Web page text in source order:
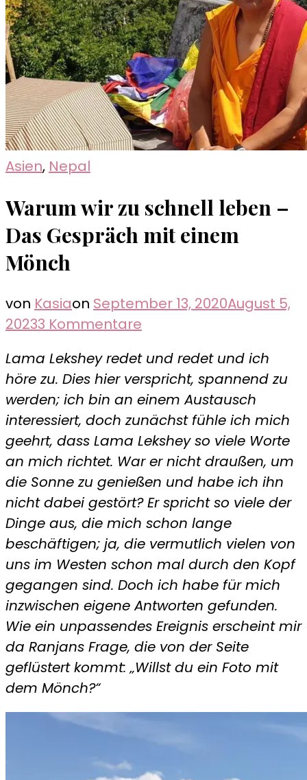
Asien, Nepal
Warum wir zu schnell leben –
Das Gespräch mit einem
Mönch
von Kasiaon September 13, 2020August 5,
20233 Kommentare
wir
zu
schnell
leben
–
Das
Gespräch
mit
einem
Mönch
Lama Lekshey redet und redet und ich
höre zu. Dies hier verspricht, spannend zu
werden; ich bin an einem Austausch
interessiert, doch zunächst fühle ich mich
geehrt, dass Lama Lekshey so viele Worte
an mich richtet. War er nicht draußen, um
die Sonne zu genießen und habe ich ihn
nicht dabei gestört? Er spricht so viele der
Dinge aus, die mich schon lange
beschäftigen; ja, die vermutlich vielen von
uns im Westen schon mal durch den Kopf
gegangen sind. Doch ich habe für mich
inzwischen eigene Antworten gefunden.
Wie ein unpassendes Ereignis erscheint mir
da Ranjans Frage, die von der Seite
geflüstert kommt: „Willst du ein Foto mit
dem Mönch?“